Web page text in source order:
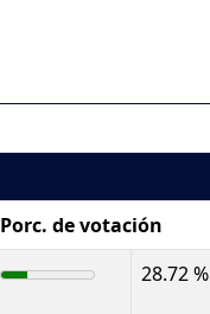
Porc. de votación
28.72 %